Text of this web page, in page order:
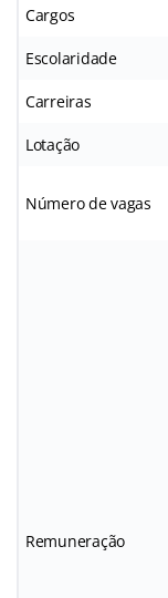
Cargos
Escolaridade
Carreiras
Lotação
Número de vagas
Remuneração